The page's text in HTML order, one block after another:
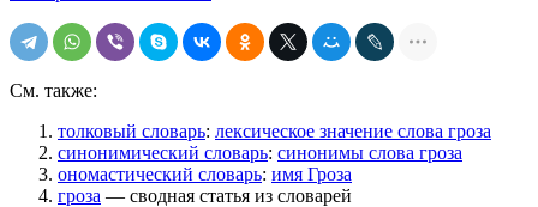
См. также:
толковый словарь: лексическое значение слова гроза
синонимический словарь: синонимы слова гроза
ономастический словарь: имя Гроза
гроза — сводная статья из словарей